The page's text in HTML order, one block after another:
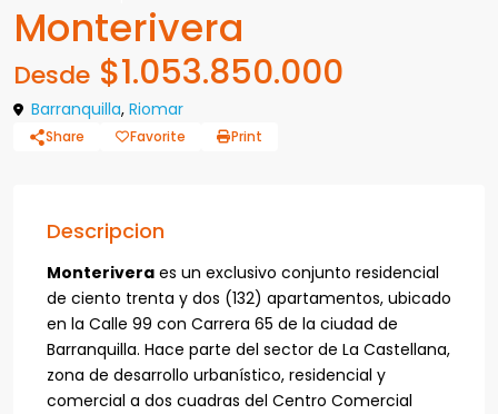
Monterivera
Desde $1.053.850.000
Barranquilla, Riomar
Share Favorite Print
Descripcion
Monterivera es un exclusivo conjunto residencial
de ciento trenta y dos (132) apartamentos, ubicado
en la Calle 99 con Carrera 65 de la ciudad de
Barranquilla. Hace parte del sector de La Castellana,
zona de desarrollo urbanístico, residencial y
comercial a dos cuadras del Centro Comercial